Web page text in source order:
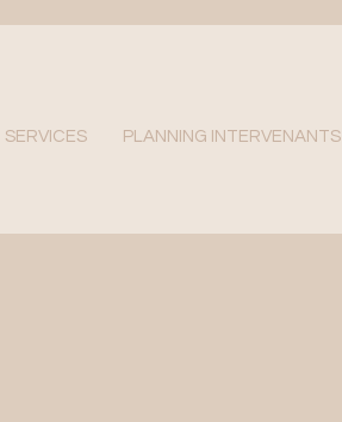
SERVICES PLANNING INTERVENANTS